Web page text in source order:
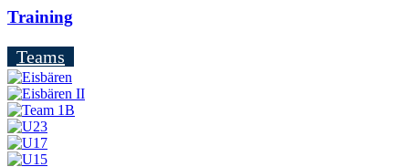
Training
Teams